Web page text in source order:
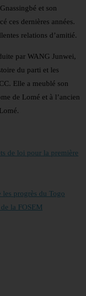
et son
ces dernières années.
relations d’amitié.
par WANG Junwei,
du parti et les
Elle a meublé son
de Lomé et à l’ancien
de loi pour la première
progrès du Togo
la FOSEM